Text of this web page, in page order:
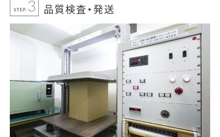
品質検査・発送